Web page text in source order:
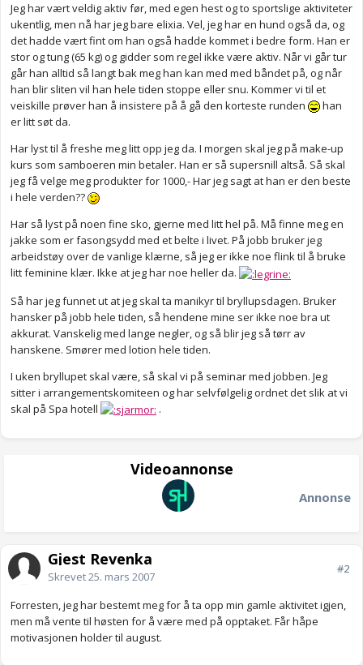
Jeg har vært veldig aktiv før, med egen hest og to sportslige aktiviteter
ukentlig, men nå har jeg bare elixia. Vel, jeg har en hund også da, og
det hadde vært fint om han også hadde kommet i bedre form. Han er
stor og tung (65 kg) og gidder som regel ikke være aktiv. Når vi går tur
går han alltid så langt bak meg han kan med med båndet på, og når
han blir sliten vil han hele tiden stoppe eller snu. Kommer vi til et
veiskille prøver han å insistere på å gå den korteste runden
han
er litt søt da.
Har lyst til å freshe meg litt opp jeg da. I morgen skal jeg på make-up
kurs som samboeren min betaler. Han er så supersnill altså. Så skal
jeg få velge meg produkter for 1000,- Har jeg sagt at han er den beste
i hele verden??
Har så lyst på noen fine sko, gjerne med litt hel på. Må finne meg en
jakke som er fasongsydd med et belte i livet. På jobb bruker jeg
arbeidstøy over de vanlige klærne, så jeg er ikke noe flink til å bruke
litt feminine klær. Ikke at jeg har noe heller da.
Så har jeg funnet ut at jeg skal ta manikyr til bryllupsdagen. Bruker
hansker på jobb hele tiden, så hendene mine ser ikke noe bra ut
akkurat. Vanskelig med lange negler, og så blir jeg så tørr av
hanskene. Smører med lotion hele tiden.
I uken bryllupet skal være, så skal vi på seminar med jobben. Jeg
sitter i arrangementskomiteen og har selvfølgelig ordnet det slik at vi
skal på Spa hotell
.
Videoannonse
Annonse
Gjest Revenka
Skrevet25. mars 2007
#2
Forresten, jeg har bestemt meg for å ta opp min gamle aktivitet igjen,
men må vente til høsten for å være med på opptaket. Får håpe
motivasjonen holder til august.